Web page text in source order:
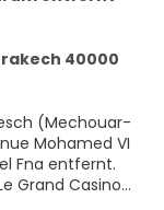
40000
(Mechouar-
Mohamed VI
Fna entfernt.
Grand Casino